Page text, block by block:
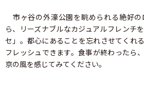
市ヶ谷の外濠公園を眺められる絶好
ら、リーズナブルなカジュアルフレンチ
セ」。都心にあることを忘れさせてくれ
フレッシュできます。食事が終わったら
京の風を感じてみてください。